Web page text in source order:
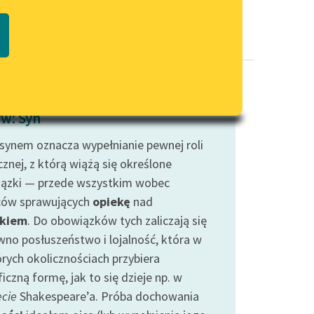
PDF
wrażliwych
Deklaracja dostępności
Syn
oznacza wypełnianie pewnej roli
z którą wiążą się określone
— przede wszystkim wobec
sprawujących opiekę nad
. Do obowiązków tych zaliczają się
posłuszeństwo i lojalność, która w
okolicznościach przybiera
formę, jak to się dzieje np. w
Shakespeare’a. Próba dochowania